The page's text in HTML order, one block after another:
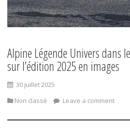
Alpine Légende Univers dans
sur l’édition 2025 en images
30 juillet 2025
Non classé
Leave a comment